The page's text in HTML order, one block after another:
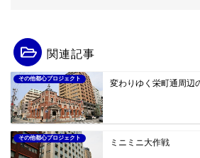
関連記事
その他都心プロジェクト 変わりゆく栄町通周辺
その他都心プロジェクト ミニミニ大作戦